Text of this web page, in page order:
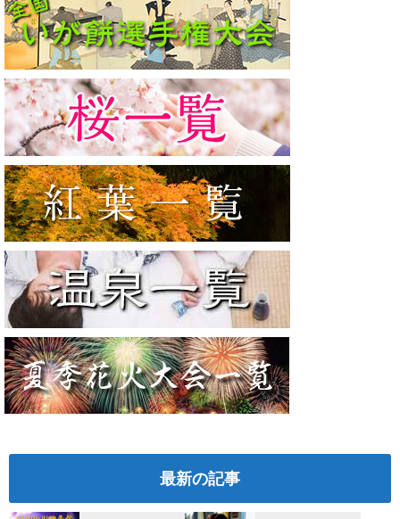
最新の記事